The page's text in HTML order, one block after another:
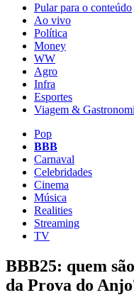
Pular para o conteúdo
Ao vivo
Política
Money
WW
Agro
Infra
Esportes
Viagem &
Pop
BBB
Carnaval
Celebridades
Cinema
Música
Realities
Streaming
TV
BBB25: quem
da Prova do